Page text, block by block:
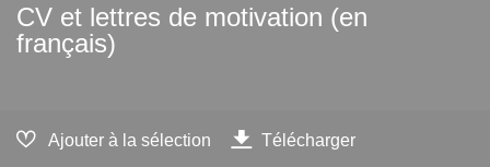
CV et lettres de motivation (en
français)
Ajouter à la sélection Télécharger